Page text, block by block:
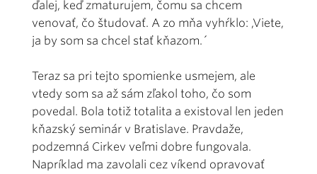
ďalej, keď zmaturujem, čomu sa chcem
venovať, čo študovať. A zo mňa vyhŕklo: ,Viete,
ja by som sa chcel stať kňazom.´
Teraz sa pri tejto spomienke usmejem, ale
vtedy som sa až sám zľakol toho, čo som
povedal. Bola totiž totalita a existoval len jeden
kňazský seminár v Bratislave. Pravdaže,
podzemná Cirkev veľmi dobre fungovala.
Napríklad ma zavolali cez víkend opravovať